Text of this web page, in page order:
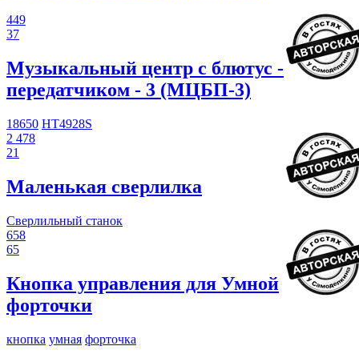
449
37
Музыкальный центр с блютус -
передатчиком - 3 (МЦБП-3)
18650 HT4928S
2 478
21
Маленькая сверлилка
Сверлильный станок
658
65
Кнопка управления для Умной
форточки
кнопка умная форточка